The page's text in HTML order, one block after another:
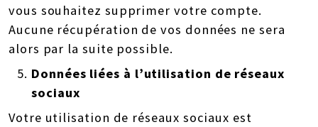
vous souhaitez supprimer votre compte.
Aucune récupération de vos données ne sera
alors par la suite possible.
Données liées à l’utilisation de réseaux
sociaux
Votre utilisation de réseaux sociaux est